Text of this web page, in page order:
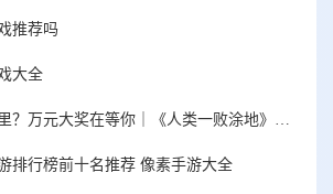
推荐吗
大全
沙雕之王在哪里？万元大奖在等你｜《人类一败涂地》手游视频大赛
排行榜前十名推荐 像素手游大全